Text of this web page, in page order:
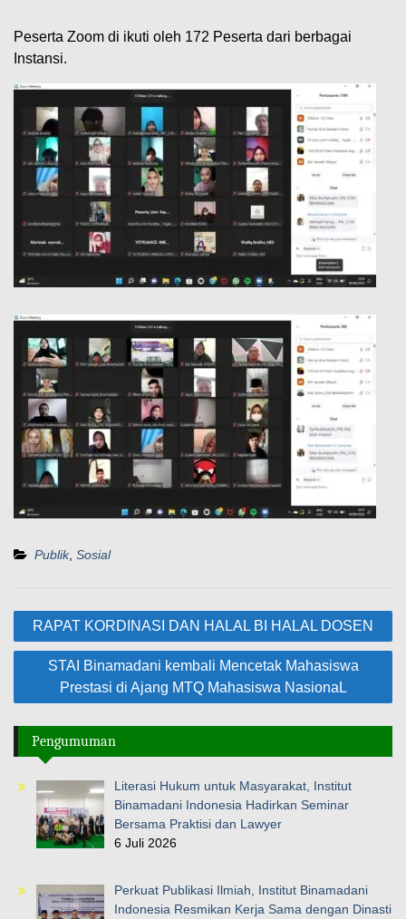
Peserta Zoom di ikuti oleh 172 Peserta dari berbagai
Instansi.
Publik, Sosial
Navigasi
pos
RAPAT KORDINASI DAN HALAL BI HALAL DOSEN
STAI Binamadani kembali Mencetak Mahasiswa
Prestasi di Ajang MTQ Mahasiswa NasionaL
Pengumuman
Literasi Hukum untuk Masyarakat, Institut
Binamadani Indonesia Hadirkan Seminar
Bersama Praktisi dan Lawyer
6 Juli 2026
Perkuat Publikasi Ilmiah, Institut Binamadani
Indonesia Resmikan Kerja Sama dengan Dinasti